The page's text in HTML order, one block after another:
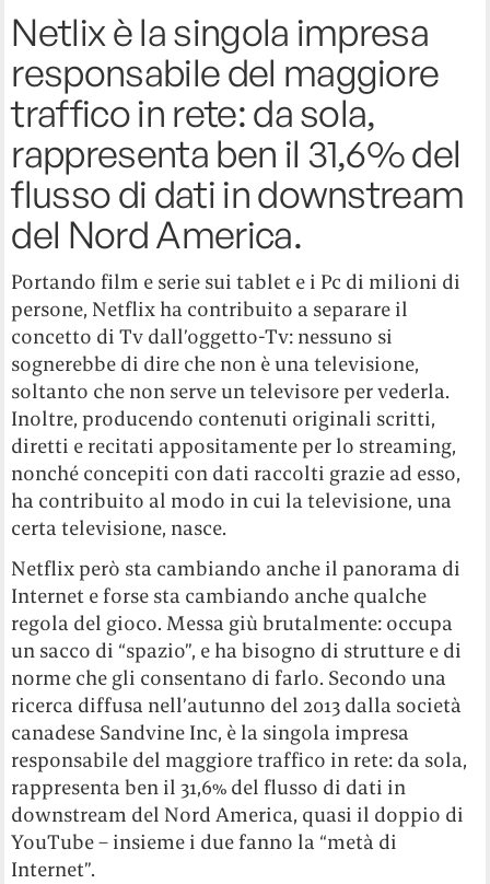
Netlix è la singola impresa
responsabile del maggiore
traffico in rete: da sola,
rappresenta ben il 31,6% del
flusso di dati in downstream
del Nord America.
Portando film e serie sui tablet e i Pc di milioni di
persone, Netflix ha contribuito a separare il
concetto di Tv dall’oggetto-Tv: nessuno si
sognerebbe di dire che non è una televisione,
soltanto che non serve un televisore per vederla.
Inoltre, producendo contenuti originali scritti,
diretti e recitati appositamente per lo streaming,
nonché concepiti con dati raccolti grazie ad esso,
ha contribuito al modo in cui la televisione, una
certa televisione, nasce.
Netflix però sta cambiando anche il panorama di
Internet e forse sta cambiando anche qualche
regola del gioco. Messa giù brutalmente: occupa
un sacco di “spazio”, e ha bisogno di strutture e di
norme che gli consentano di farlo. Secondo una
ricerca diffusa nell’autunno del 2013 dalla società
canadese Sandvine Inc, è la singola impresa
responsabile del maggiore traffico in rete: da sola,
rappresenta ben il 31,6% del flusso di dati in
downstream del Nord America, quasi il doppio di
YouTube – insieme i due fanno la “metà di
Internet”.